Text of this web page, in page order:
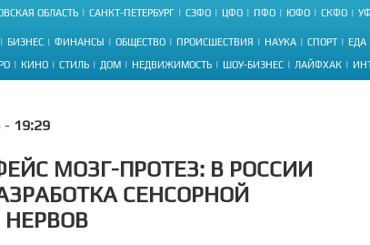
ОБЛАСТЬ САНКТ-ПЕТЕРБУРГ СЗФО ЦФО ПФО ЮФО СКФО
БИЗНЕС ФИНАНСЫ ОБЩЕСТВО ПРОИСШЕСТВИЯ НАУКА СПОРТ ЕДА
КИНО СТИЛЬ ДОМ НЕДВИЖИМОСТЬ ШОУ-БИЗНЕС ЛАЙФХАК
- 19:29
МОЗГ-ПРОТЕЗ: В РОССИИ
СЕНСОРНОЙ
НЕРВОВ